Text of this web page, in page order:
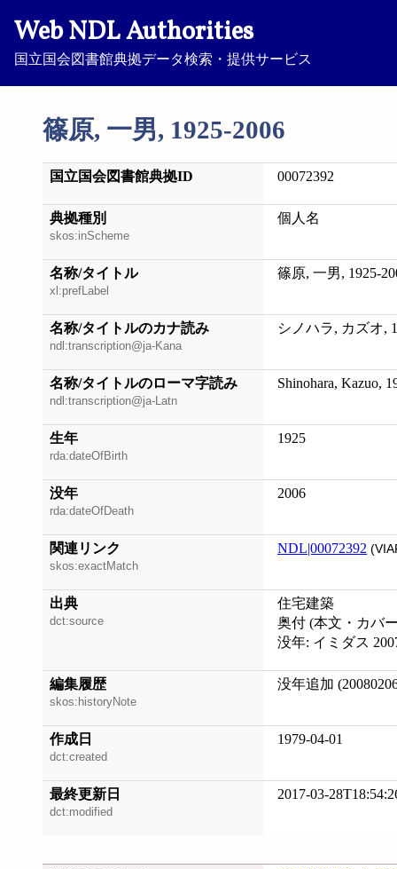
Web NDL Authorities
国立国会図書館典拠データ検索・提供サービス
篠原, 一男, 1925-2006
国立国会図書館典拠ID 00072392
典拠種別
skos:inScheme
個人名
名称/タイトル
xl:prefLabel
篠原, 一男, 1925-
名称/タイトルのカナ読み
ndl:transcription@ja-Kana
シノハラ, カズオ,
名称/タイトルのローマ字読み
ndl:transcription@ja-Latn
Shinohara, Kazuo,
生年
rda:dateOfBirth
1925
没年
rda:dateOfDeath
2006
関連リンク
skos:exactMatch
NDL|00072392
出典
dct:source
住宅建築
奥付 (本文・カバ
没年: イミダス
編集履歴
skos:historyNote
没年追加
作成日
dct:created
1979-04-01
最終更新日
dct:modified
2017-03-